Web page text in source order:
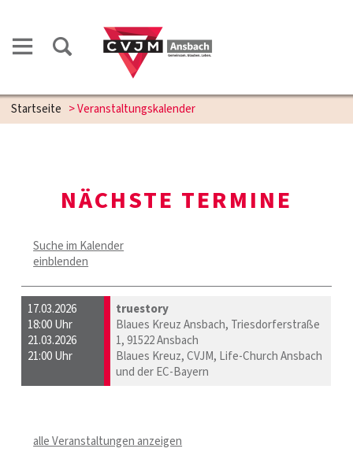
Startseite > Veranstaltungskalender
NÄCHSTE TERMINE
Suche im Kalender
einblenden
17.03.2026
18:00 Uhr
21.03.2026
21:00 Uhr
truestory
Blaues Kreuz Ansbach, Triesdorferstraße
1, 91522 Ansbach
Blaues Kreuz, CVJM, Life-Church Ansbach
und der EC-Bayern
alle Veranstaltungen anzeigen